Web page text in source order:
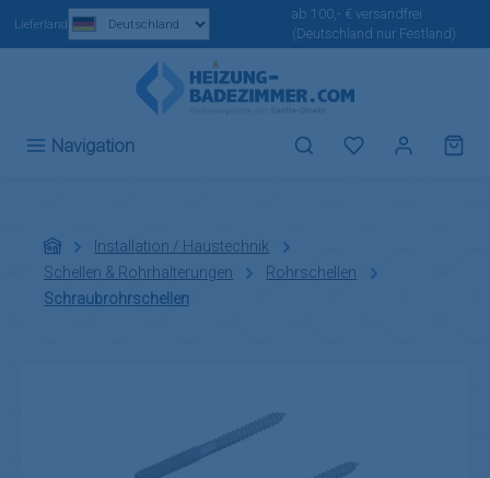
Zum Hauptinhalt springen
Lieferland
ab 100,- € versandfrei
(Deutschland nur Festland)
Navigation Du hast 0
Installation / Haustechnik
Schellen & Rohrhalterungen
Rohrschellen
Schraubrohrschellen